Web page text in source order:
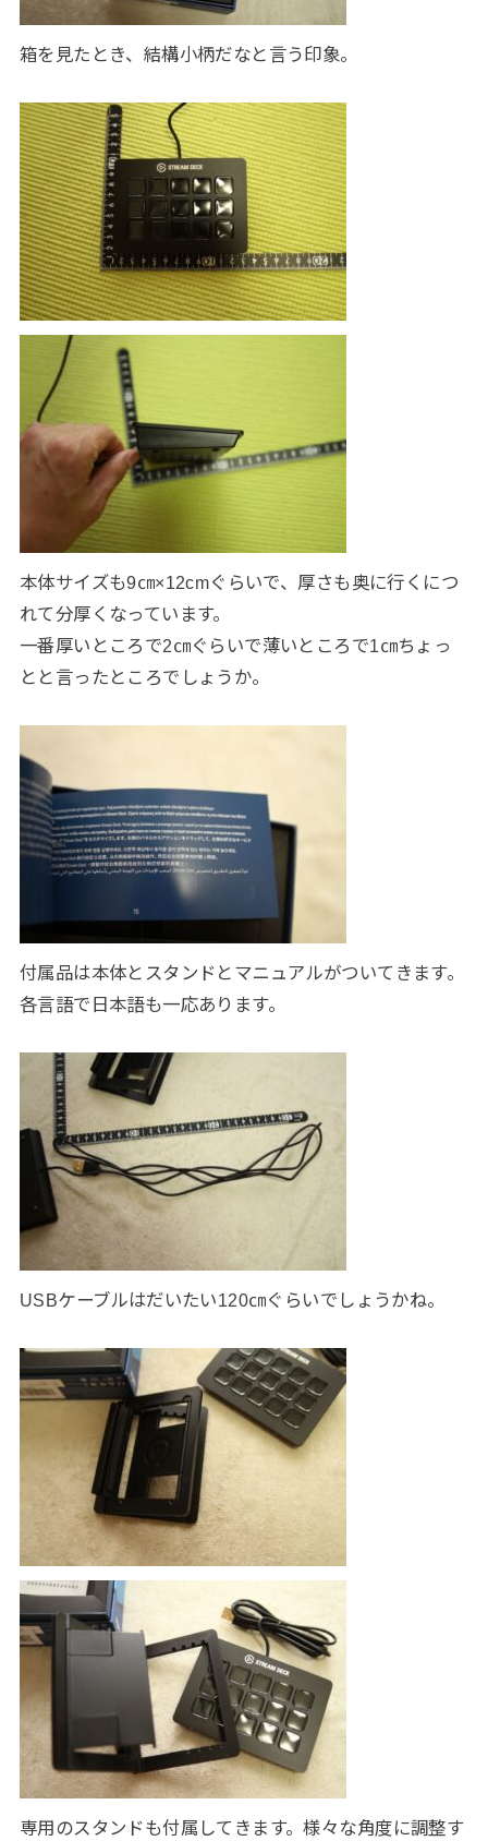
箱を見たとき、結構小柄だなと言う印象。
本体サイズも9㎝×12cmぐらいで、厚さも奥に行くにつ
れて分厚くなっています。
一番厚いところで2㎝ぐらいで薄いところで1㎝ちょっ
とと言ったところでしょうか。
付属品は本体とスタンドとマニュアルがついてきます。
各言語で日本語も一応あります。
USBケーブルはだいたい120㎝ぐらいでしょうかね。
専用のスタンドも付属してきます。様々な角度に調整す